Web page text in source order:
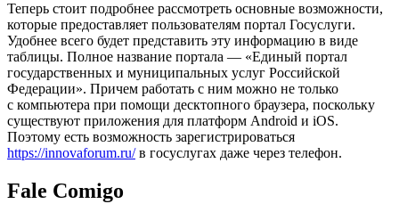
Теперь стоит подробнее рассмотреть основные возможности,
которые предоставляет пользователям портал Госуслуги.
Удобнее всего будет представить эту информацию в виде
таблицы. Полное название портала — «Единый портал
государственных и муниципальных услуг Российской
Федерации». Причем работать с ним можно не только
с компьютера при помощи десктопного браузера, поскольку
существуют приложения для платформ Android и iOS.
Поэтому есть возможность зарегистрироваться
https://innovaforum.ru/в госуслугах даже через телефон.
Fale Comigo